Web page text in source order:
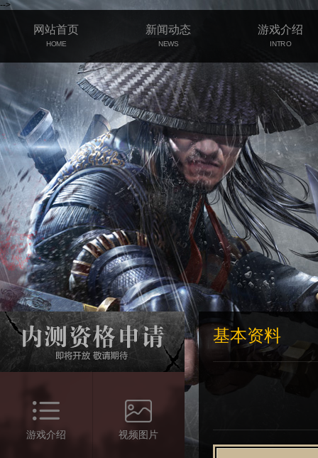
-->
网站首页
HOME
新闻动态
NEWS
游戏介绍
INTRO
游戏介绍 视频图片
基本资料